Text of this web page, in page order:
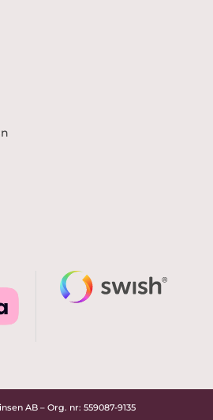
AB – Org. nr: 559087-9135